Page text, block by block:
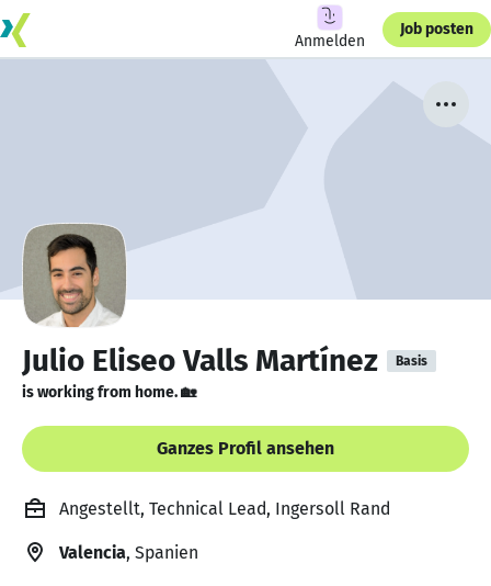
Anmelden
Job posten
Julio Eliseo Valls Martínez Basis
is working from home. 🏡
Ganzes Profil ansehen
Angestellt, Technical Lead, Ingersoll Rand
Valencia, Spanien